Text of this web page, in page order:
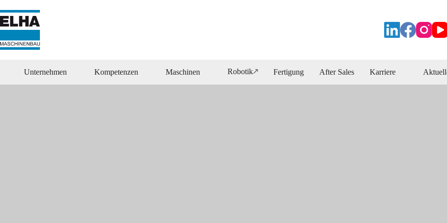
Inhalt
springen
Unternehmen Kompetenzen Maschinen Robotik🡕 Fertigung After Sales Karriere